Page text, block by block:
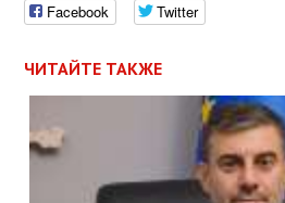
Facebook Twitter
ЧИТАЙТЕ ТАКЖЕ